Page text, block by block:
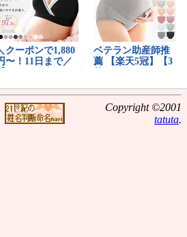
Copyright ©2001
tatuta.